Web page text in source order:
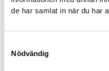
de har samlat in när du har
Nödvändig
ip
iph
xia